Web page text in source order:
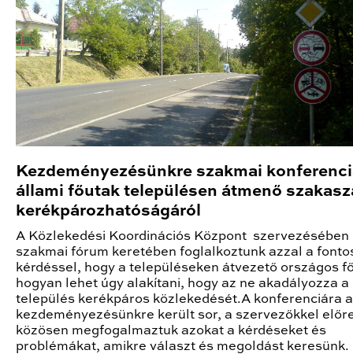
Kezdeményezésünkre szakmai
állami főutak településen átmenő
kerékpározhatóságáról
A Közlekedési Koordinációs Központ szervezésében
szakmai fórum keretében foglalkoztunk azzal a
kérdéssel, hogy a településeken átvezető országos
hogyan lehet úgy alakítani, hogy az ne akadályozza a
település kerékpáros közlekedését.A konferenciára
kezdeményezésünkre került sor, a szervezőkkel
közösen megfogalmaztuk azokat a kérdéseket és
problémákat, amikre választ és megoldást keresünk.